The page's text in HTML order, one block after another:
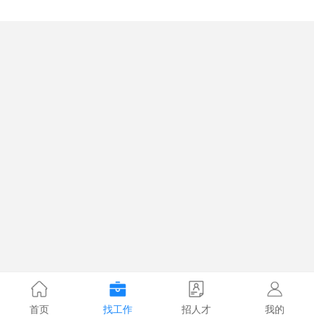
首页 找工作 招人才 我的